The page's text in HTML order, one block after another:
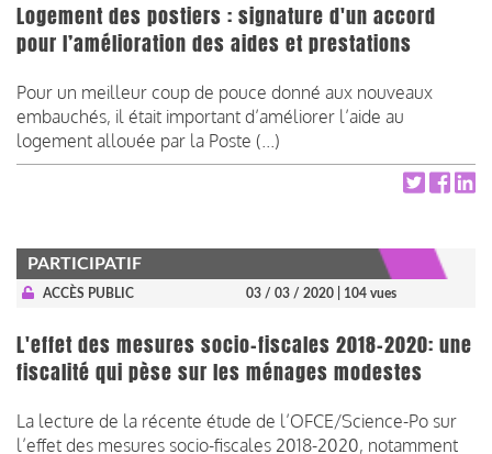
Logement des postiers : signature d'un accord
pour l’amélioration des aides et prestations
Pour un meilleur coup de pouce donné aux nouveaux
embauchés, il était important d’améliorer l’aide au
logement allouée par la Poste (...)
PARTICIPATIF
ACCÈS PUBLIC 03 / 03 / 2020 | 104 vues
L'effet des mesures socio-fiscales 2018-2020: une
fiscalité qui pèse sur les ménages modestes
La lecture de la récente étude de l’OFCE/Science-Po sur
l’effet des mesures socio-fiscales 2018-2020, notamment